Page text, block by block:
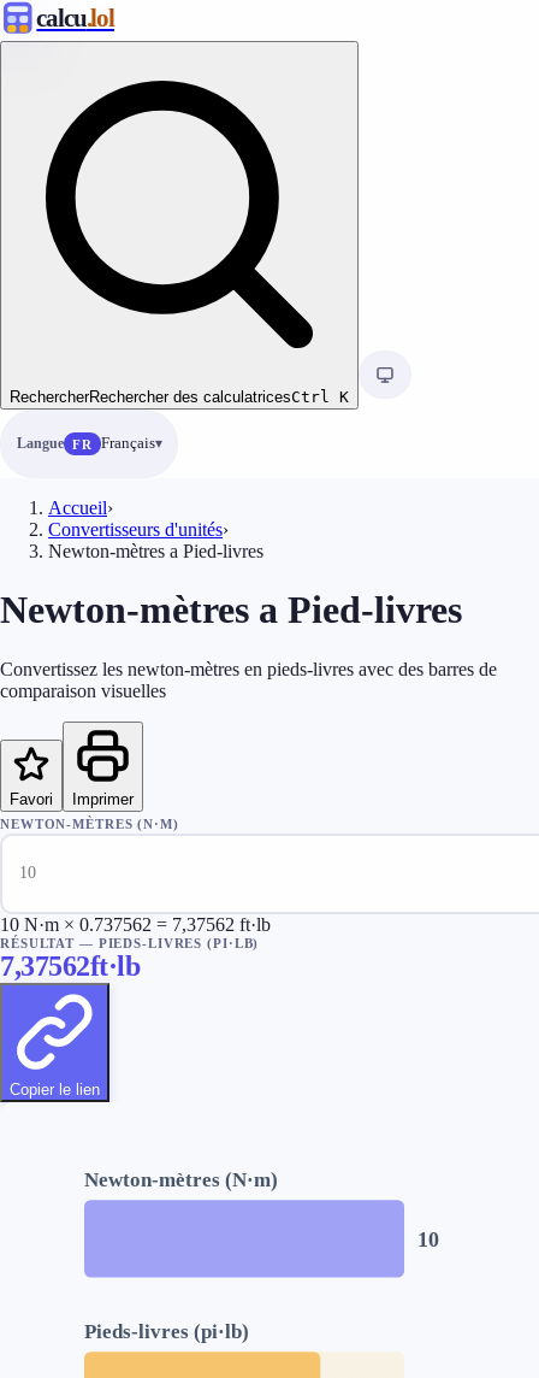
calcu.lol
RechercherRechercher des calculatricesCtrl K
Langue FR Français
Accueil›
Convertisseurs d'unités›
Newton-mètres a Pied-livres
Newton-mètres a Pied-livres
Convertissez les newton-mètres en pieds-livres avec des barres de
comparaison visuelles
Favori Imprimer
NEWTON-MÈTRES (N·M)
10 N·m × 0.737562 = 7,37562 ft·lb
RÉSULTAT — PIEDS-LIVRES (PI·LB)
7,37562ft·lb
Copier le lien
Newton-mètres (N·m)
10
Pieds-livres (pi·lb)